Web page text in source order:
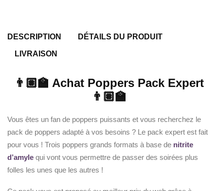
DESCRIPTION DÉTAILS DU PRODUIT
LIVRAISON
👨🏽‍🏫 Achat Poppers Pack Expert
👨🏽‍🏫
Vous êtes un fan de poppers puissants et vous recherchez le
pack de poppers adapté à vos besoins ? Le pack expert est fait
pour vous ! Trois poppers grands formats à base de nitrite
d’amyle qui vont vous permettre de passer des soirées plus
folles les unes que les autres !